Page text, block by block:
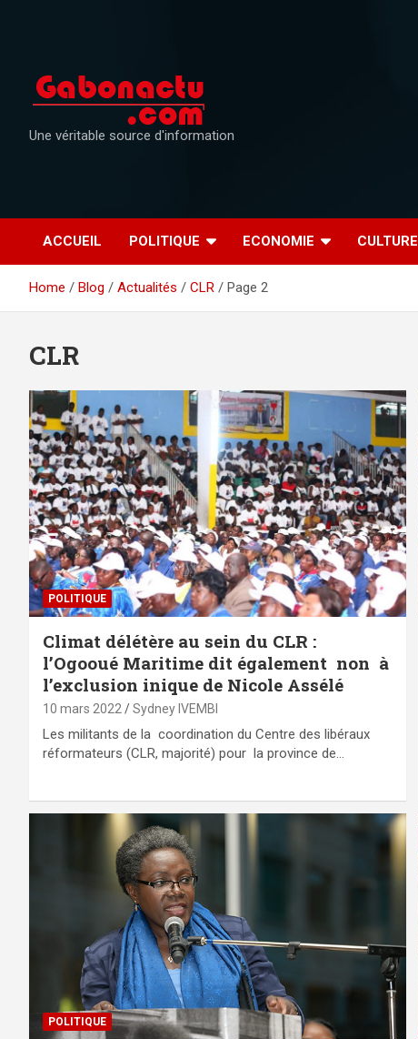
Une véritable source d'information
ACCUEIL POLITIQUE ECONOMIE CULTURE
Home Blog Actualités CLR Page 2
CLR
POLITIQUE
Climat délétère au sein du CLR :
l’Ogooué Maritime dit également non à
l’exclusion inique de Nicole Assélé
10 mars 2022 Sydney IVEMBI
Les militants de la coordination du Centre des libéraux
réformateurs (CLR, majorité) pour la province de…
POLITIQUE